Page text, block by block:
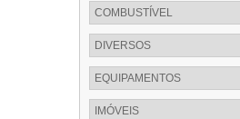
COMBUSTÍVEL
DIVERSOS
EQUIPAMENTOS
IMÓVEIS